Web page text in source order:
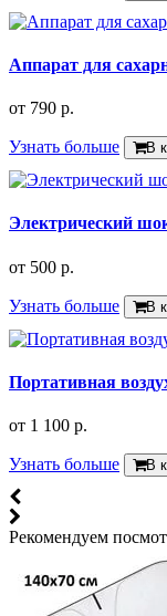
Аппарат для
от 790 р.
Узнать больше В
Электрический
от 500 р.
Узнать больше В
Портативная
от 1 100 р.
Узнать больше В
Рекомендуем